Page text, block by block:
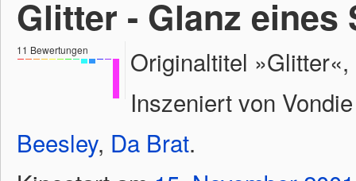
Glitter - Glanz eines
11 Bewertungen
Originaltitel
Inszeniert von
Beesley, Da Brat.